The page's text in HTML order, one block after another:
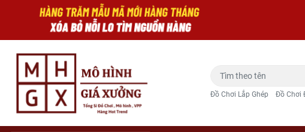
Đồ Chơi Lắp Ghép Đồ Chơi